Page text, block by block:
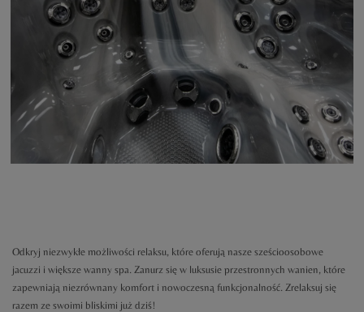
Odkryj niezwykłe możliwości relaksu, które oferują nasze sześcioosobowe
jacuzzi i większe wanny spa. Zanurz się w luksusie przestronnych wanien, które
zapewniają niezrównany komfort i nowoczesną funkcjonalność. Zrelaksuj się
razem ze swoimi bliskimi już dziś!